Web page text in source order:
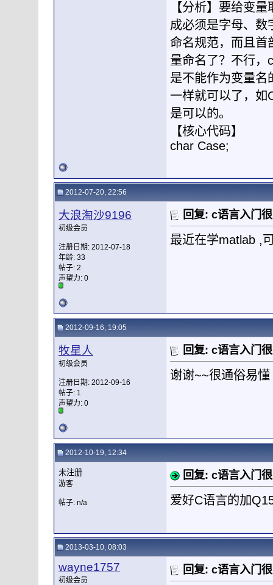
【分析】要给变
成必须是字母、数
命名规范，而且首
量命名了？不行，
是不能作为变量名
一样就可以了，如
是可以的。
【核心代码】
char Case;
2012-07-20, 22:56
大浪淘沙9196
初级会员
注册日期: 2012-07-18
年龄: 33
帖子: 2
声望力: 0
回复: c语言入门
最近在学matlab ,
2012-09-16, 19:05
牧星人
初级会员
注册日期: 2012-09-16
帖子: 1
声望力: 0
回复: c语言入门
谢谢~~很通俗易
2012-10-19, 12:34
未注册
游客
帖子: n/a
回复: c语言入门
爱好C语言的加
2013-03-10, 08:03
wayne1757
初级会员
回复: c语言入门